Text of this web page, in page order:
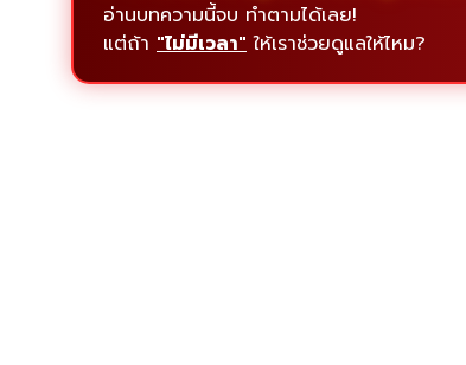
อ่านบทความนี้จบ ทำตามได้เลย!
แต่ถ้า "ไม่มีเวลา" ให้เราช่วยดูแลให้ไหม?